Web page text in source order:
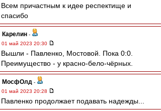
Всем причастным к идее респектище и
спасибо
Карелин -
01 май 2023 20:30
Вышли - Павленко, Мостовой. Пока 0:0.
Преимущество - у красно-бело-чёрных.
МосфОлд -
01 май 2023 20:28
Павленко продолжает подавать надежды...